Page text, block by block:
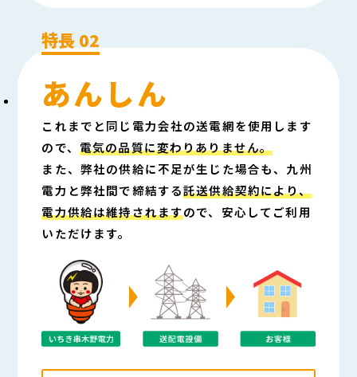
あんしん
これまでと同じ電力会社の送電網を使用します
ので、 電気の品質に変わりありません。
また、弊社の供給に不足が生じた場合も、九州
電力と弊社間で締結する託送供給契約により、
電力供給は維持されますので、安心してご利用
いただけます。